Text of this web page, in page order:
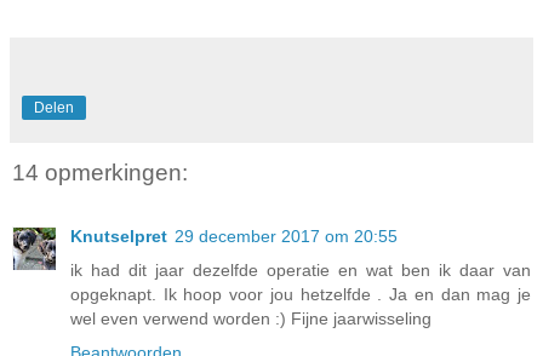
Delen
14 opmerkingen:
Knutselpret 29 december 2017 om 20:55
ik had dit jaar dezelfde operatie en wat ben ik daar van
opgeknapt. Ik hoop voor jou hetzelfde . Ja en dan mag je
wel even verwend worden :) Fijne jaarwisseling
Beantwoorden